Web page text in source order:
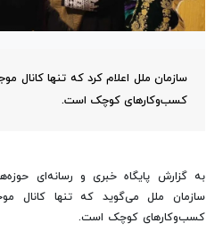
سازمان ملل اعلام کرد که تنها کانال
کسب‌وکارهای کوچک است.
به گزارش پایگاه خبری و رسانه‌ای
سازمان ملل می‌گوید که تنها کانال
کسب‌وکارهای کوچک است.